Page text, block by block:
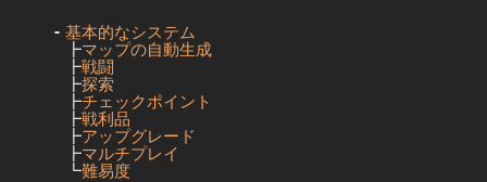
基本的なシステム
┣マップの自動生成
┣戦闘
┣探索
┣チェックポイント
┣戦利品
┣アップグレード
┣マルチプレイ
┗難易度